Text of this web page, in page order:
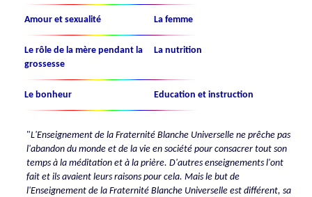
Amour et sexualité La femme
Le rôle de la mère pendant la
grossesse
La nutrition
Le bonheur Education et instruction
"L'Enseignement de la Fraternité Blanche Universelle ne prêche pas
l'abandon du monde et de la vie en société pour consacrer tout son
temps à la méditation et à la prière. D'autres enseignements l'ont
fait et ils avaient leurs raisons pour cela. Mais le but de
l'Enseignement de la Fraternité Blanche Universelle est différent, sa